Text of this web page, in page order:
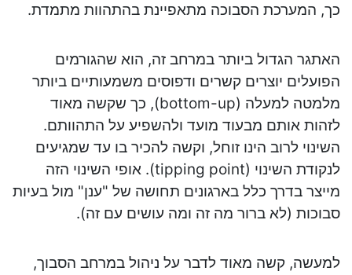
כך, המערכת הסבוכה מתאפיינת בהתהוות מתמדת.
האתגר הגדול ביותר במרחב זה, הוא שהגורמים
הפועלים יוצרים קשרים ודפוסים משמעותיים ביותר
מלמטה למעלה (bottom-up), כך שקשה מאוד
לזהות אותם מבעוד מועד ולהשפיע על התהוותם.
השינוי לרוב הינו זוחל, וקשה להכיר בו עד שמגיעים
לנקודת השינוי (tipping point). אופי השינוי הזה
מייצר בדרך כלל בארגונים תחושה של "ענן" מול בעיות
סבוכות (לא ברור מה זה ומה עושים עם זה).
למעשה, קשה מאוד לדבר על ניהול במרחב הסבוך,